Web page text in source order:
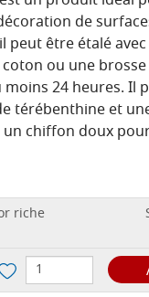
de
peut être étalé
ou une
24 heures.Il
térébenthine et
chiffon doux
riche